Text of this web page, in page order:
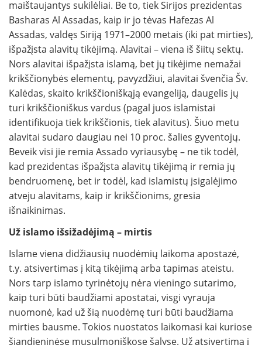
maištaujantys sukilėliai. Be to, tiek Sirijos prezidentas
Basharas Al Assadas, kaip ir jo tėvas Hafezas Al
Assadas, valdęs Siriją 1971–2000 metais (iki pat mirties),
išpažįsta alavitų tikėjimą. Alavitai – viena iš šiitų sektų.
Nors alavitai išpažįsta islamą, bet jų tikėjime nemažai
krikščionybės elementų, pavyzdžiui, alavitai švenčia Šv.
Kalėdas, skaito krikščioniškąją evangeliją, daugelis jų
turi krikščioniškus vardus (pagal juos islamistai
identifikuoja tiek krikščionis, tiek alavitus). Šiuo metu
alavitai sudaro daugiau nei 10 proc. šalies gyventojų.
Beveik visi jie remia Assado vyriausybę – ne tik todėl,
kad prezidentas išpažįsta alavitų tikėjimą ir remia jų
bendruomenę, bet ir todėl, kad islamistų įsigalėjimo
atveju alavitams, kaip ir krikščionims, gresia
išnaikinimas.
Už islamo išsižadėjimą – mirtis
Islame viena didžiausių nuodėmių laikoma apostazė,
t.y. atsivertimas į kitą tikėjimą arba tapimas ateistu.
Nors tarp islamo tyrinėtojų nėra vieningo sutarimo,
kaip turi būti baudžiami apostatai, visgi vyrauja
nuomonė, kad už šią nuodėmę turi būti baudžiama
mirties bausme. Tokios nuostatos laikomasi kai kuriose
šiandieninėse musulmoniškose šalyse. Už atsivertimą į